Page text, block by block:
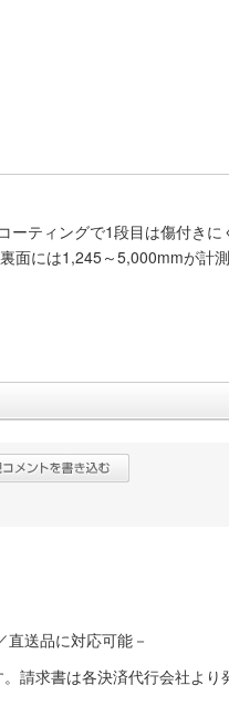
ティングで1段目は傷付きに
には1,245～5,000mmが計
送品に対応可能－
請求書は各決済代行会社よ